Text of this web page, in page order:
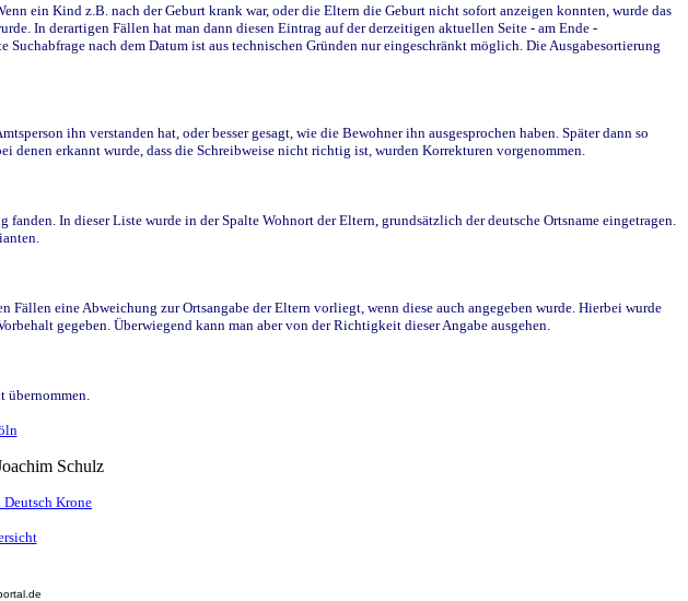
ein Kind z.B. nach der Geburt krank war, oder die Eltern die Geburt nicht sofort anzeigen konnten, wurde das
In derartigen Fällen hat man dann diesen Eintrag auf der derzeitigen aktuellen Seite - am Ende -
nach dem Datum ist aus technischen Gründen nur eingeschränkt möglich. Die Ausgabesortierung
ihn verstanden hat, oder besser gesagt, wie die Bewohner ihn ausgesprochen haben. Später dann so
erkannt wurde, dass die Schreibweise nicht richtig ist, wurden Korrekturen vorgenommen.
In dieser Liste wurde in der Spalte Wohnort der Eltern, grundsätzlich der deutsche Ortsname eingetragen.
eine Abweichung zur Ortsangabe der Eltern vorliegt, wenn diese auch angegeben wurde. Hierbei wurde
gegeben. Überwiegend kann man aber von der Richtigkeit dieser Angabe ausgehen.
Schulz
Krone